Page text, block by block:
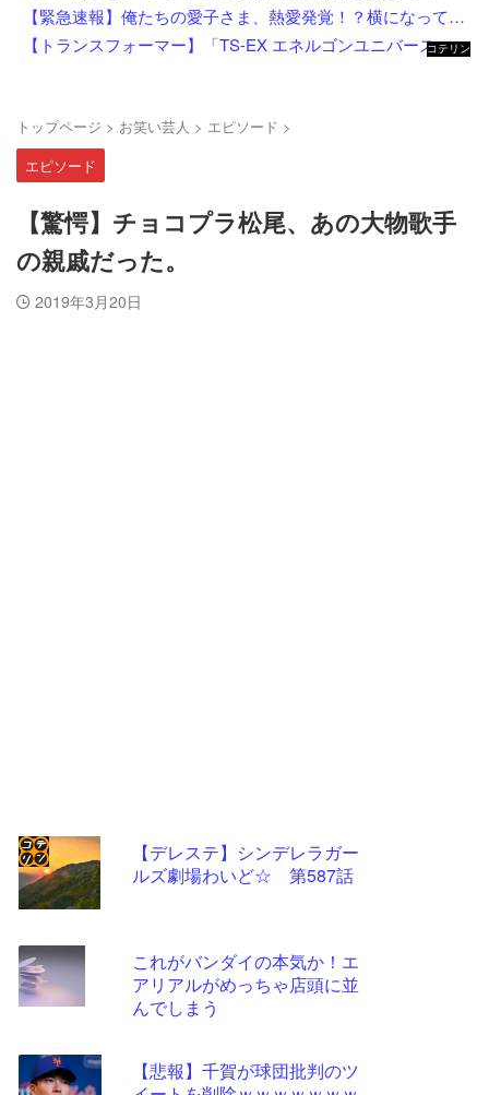
【緊急速報】俺たちの愛子さま、熱愛発覚！？横になってしまう奴らが大量発生してしまう…
【トランスフォーマー】「TS-EX エネルゴンユニバース オプティマスプライム」【T-SPARK ZONE 流通限定で予約開始】
コテリン
トップページ > お笑い芸人 > エピソード >
エピソード
【驚愕】チョコプラ松尾、あの大物歌手
の親戚だった。
2019年3月20日
【デレステ】シンデレラガー
ルズ劇場わいど☆ 第587話
これがバンダイの本気か！エ
アリアルがめっちゃ店頭に並
んでしまう
【悲報】千賀が球団批判のツ
コテ
リン
- 固
定リ
ンク
更新